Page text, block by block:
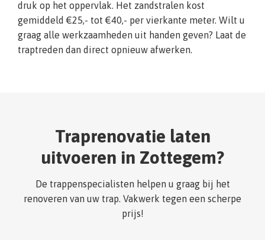
druk op het oppervlak. Het zandstralen kost
gemiddeld €25,- tot €40,- per vierkante meter. Wilt u
graag alle werkzaamheden uit handen geven? Laat de
traptreden dan direct opnieuw afwerken.
Traprenovatie laten
uitvoeren in Zottegem?
De trappenspecialisten helpen u graag bij het
renoveren van uw trap. Vakwerk tegen een scherpe
prijs!